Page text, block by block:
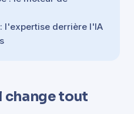
l'expertise derrière l'IA
change tout